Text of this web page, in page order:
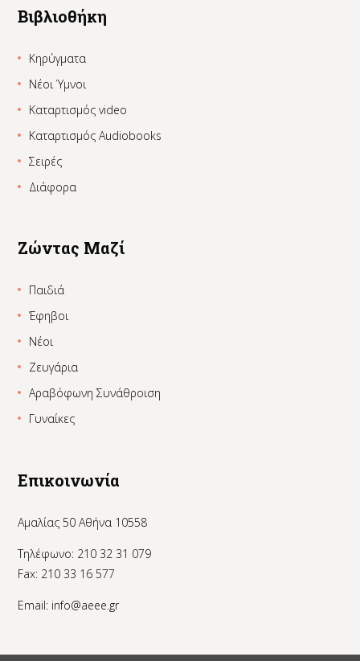
Βιβλιοθήκη
Κηρύγματα
Νέοι Ύμνοι
Καταρτισμός video
Καταρτισμός Audiobooks
Σειρές
Διάφορα
Ζώντας Μαζί
Παιδιά
Έφηβοι
Νέοι
Ζευγάρια
Αραβόφωνη Συνάθροιση
Γυναίκες
Επικοινωνία
Αμαλίας 50 Αθήνα 10558
Τηλέφωνο: 210 32 31 079
Fax: 210 33 16 577
Email: info@aeee.gr